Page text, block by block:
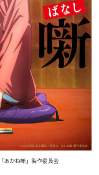
あかね噺」製作委員会